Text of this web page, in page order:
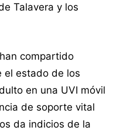
Talavera y los
compartido
el estado de los
en una UVI móvil
de soporte vital
da indicios de la